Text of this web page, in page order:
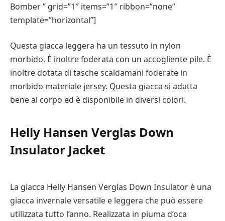
Bomber ” grid=”1″ items=”1″ ribbon=”none”
template=”horizontal”]
Questa giacca leggera ha un tessuto in nylon
morbido. È inoltre foderata con un accogliente pile. È
inoltre dotata di tasche scaldamani foderate in
morbido materiale jersey. Questa giacca si adatta
bene al corpo ed è disponibile in diversi colori.
Helly Hansen Verglas Down
Insulator Jacket
La giacca Helly Hansen Verglas Down Insulator è una
giacca invernale versatile e leggera che può essere
utilizzata tutto l’anno. Realizzata in piuma d’oca